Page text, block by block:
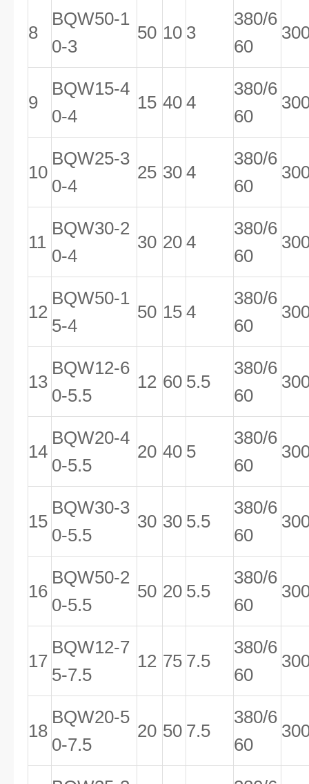
8
BQW50-1
0-3
50 10 3
380/6
60
9
BQW15-4
0-4
15 40 4
380/6
60
10
BQW25-3
0-4
25 30 4
380/6
60
11
BQW30-2
0-4
30 20 4
380/6
60
12
BQW50-1
5-4
50 15 4
380/6
60
13
BQW12-6
0-5.5
12 60 5.5
380/6
60
14
BQW20-4
0-5.5
20 40 5
380/6
60
15
BQW30-3
0-5.5
30 30 5.5
380/6
60
16
BQW50-2
0-5.5
50 20 5.5
380/6
60
17
BQW12-7
5-7.5
12 75 7.5
380/6
60
18
BQW20-5
0-7.5
20 50 7.5
380/6
60